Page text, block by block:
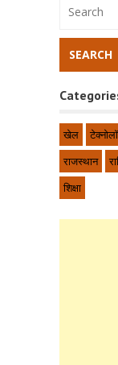
खेल
राजस्थान
शिक्षा